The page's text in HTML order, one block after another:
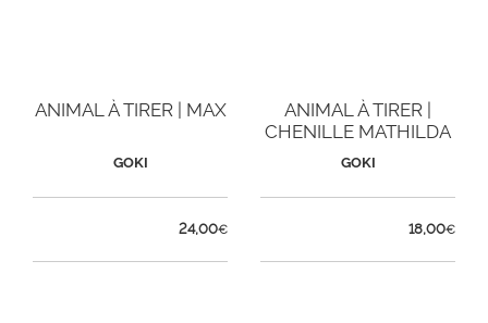
ANIMAL À TIRER | MAX
GOKI
24,00€
ANIMAL À TIRER |
CHENILLE MATHILDA
GOKI
18,00€